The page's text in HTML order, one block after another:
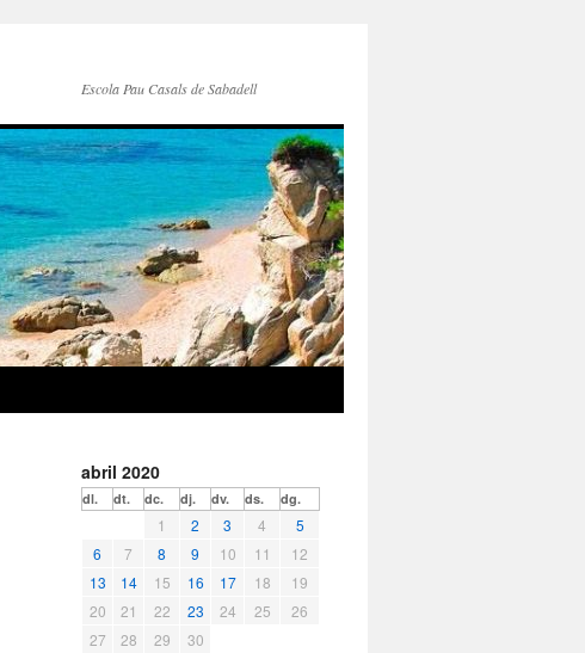
Escola Pau Casals de Sabadell
abril 2020
dl. dt. dc. dj. dv. ds. dg.
1 2 3 4
5
6
7 8 9 10 11
12
13
14 15 16 17 18
19
20
21 22 23 24 25
26
27
28 29 30